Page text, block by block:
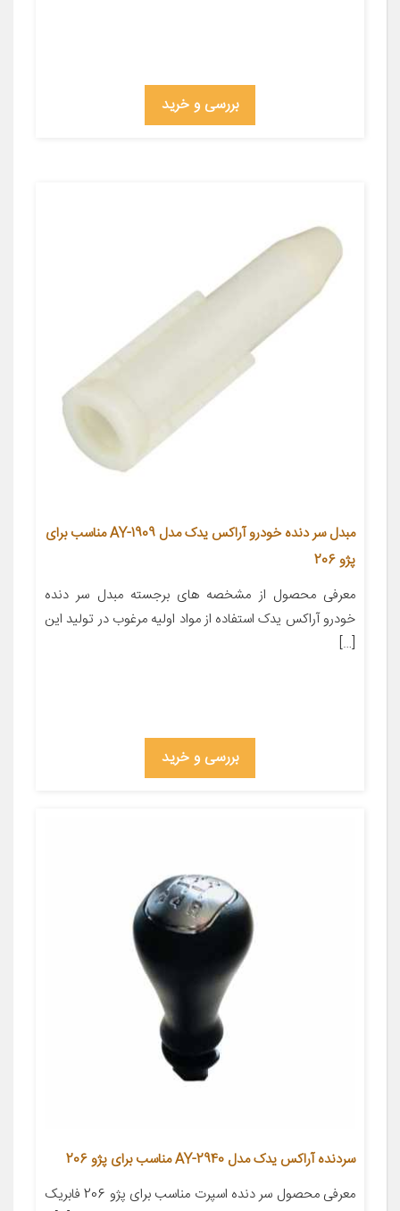
بررسی و خرید
مبدل سر دنده خودرو آراکس یدک مدل AY-1909 مناسب برای
پژو 206
معرفی محصول از مشخصه های برجسته مبدل سر دنده
خودرو آراکس یدک استفاده از مواد اولیه مرغوب در تولید این
[…]
بررسی و خرید
سردنده آراکس یدک مدل AY-2940 مناسب برای پژو 206
معرفی محصول سر دنده اسپرت مناسب برای پژو 206 فابریک